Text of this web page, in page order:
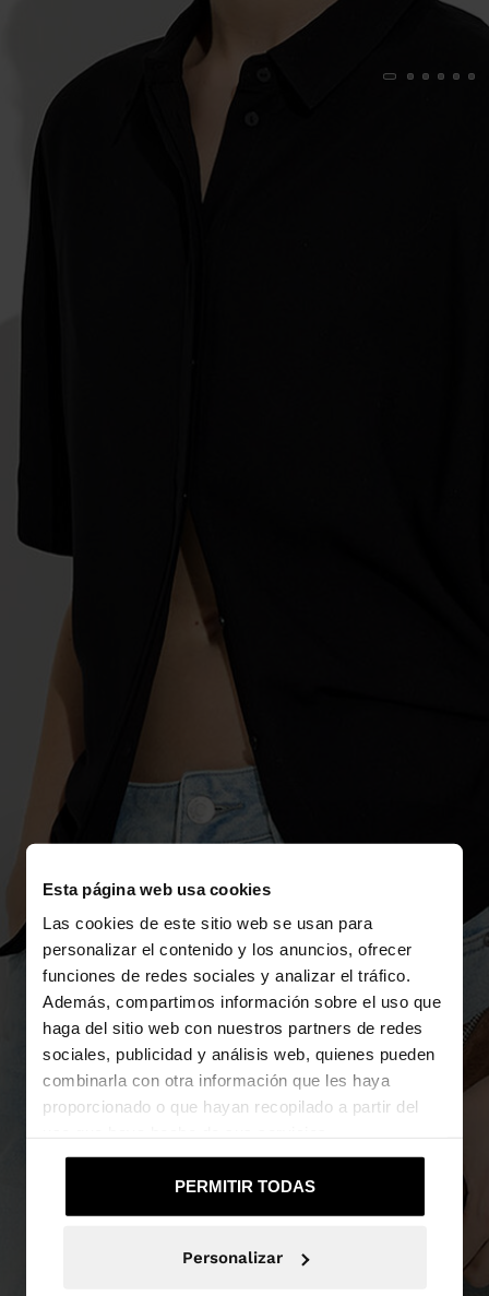
Esta página web usa cookies
Las cookies de este sitio web se usan para
personalizar el contenido y los anuncios, ofrecer
funciones de redes sociales y analizar el tráfico.
Además, compartimos información sobre el uso que
haga del sitio web con nuestros partners de redes
sociales, publicidad y análisis web, quienes pueden
combinarla con otra información que les haya
proporcionado o que hayan recopilado a partir del
PERMITIR TODAS
Personalizar